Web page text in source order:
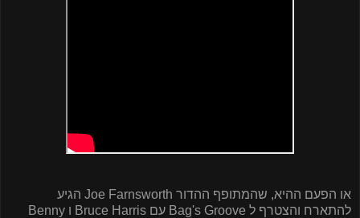
או הפעם ההיא, שהמתופף ההדור Joe Farnsworth הגיע
להתארח והצטרף ל Bag's Groove עם Bruce Harris ו Benny